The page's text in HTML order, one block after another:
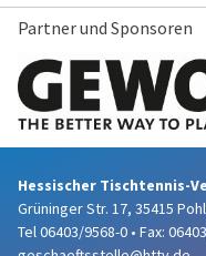
Partner und Sponsoren
Hessischer Tischtennis-
Grüninger Str. 17, 35415
Tel 06403/9568-0 • Fax: